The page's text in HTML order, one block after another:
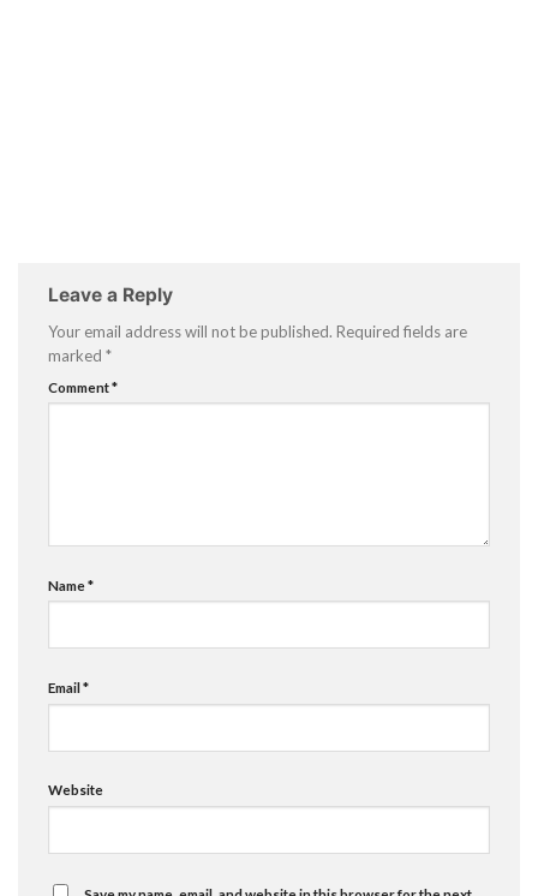
Leave a Reply
Your email address will not be published. Required fields are
marked *
Comment*
Name*
Email*
Website